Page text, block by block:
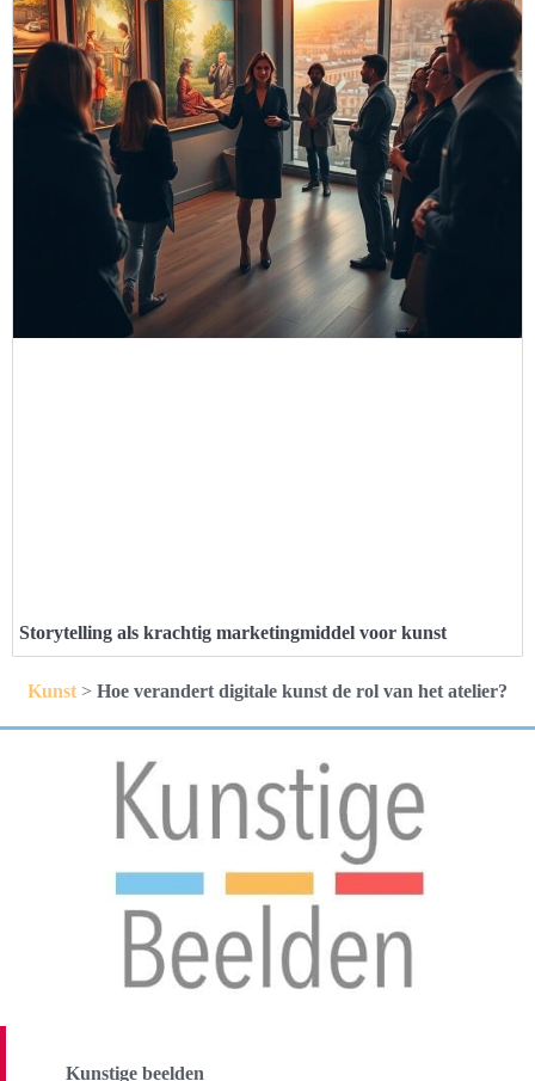
Storytelling als krachtig marketingmiddel voor kunst
Kunst > Hoe verandert digitale kunst de rol van het atelier?
Kunstige beelden